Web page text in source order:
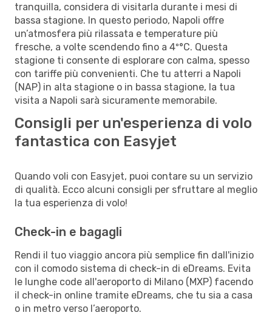
tranquilla, considera di visitarla durante i mesi di
bassa stagione. In questo periodo, Napoli offre
un’atmosfera più rilassata e temperature più
fresche, a volte scendendo fino a 4º°C. Questa
stagione ti consente di esplorare con calma, spesso
con tariffe più convenienti. Che tu atterri a Napoli
(NAP) in alta stagione o in bassa stagione, la tua
visita a Napoli sarà sicuramente memorabile.
Consigli per un'esperienza di volo
fantastica con Easyjet
Quando voli con Easyjet, puoi contare su un servizio
di qualità. Ecco alcuni consigli per sfruttare al meglio
la tua esperienza di volo!
Check-in e bagagli
Rendi il tuo viaggio ancora più semplice fin dall'inizio
con il comodo sistema di check-in di eDreams. Evita
le lunghe code all'aeroporto di Milano (MXP) facendo
il check-in online tramite eDreams, che tu sia a casa
o in metro verso l’aeroporto.